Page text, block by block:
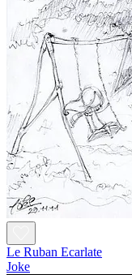
Le Ruban Ecarlate
Joke